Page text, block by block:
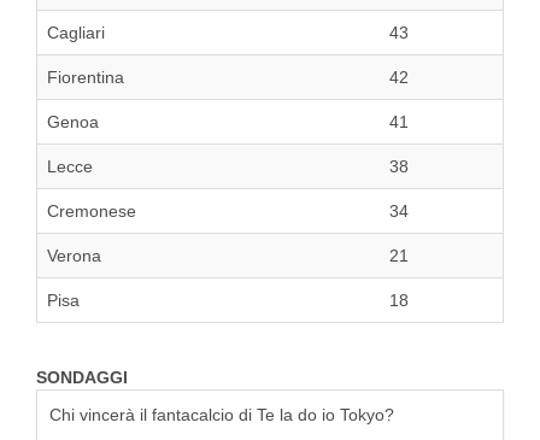
Cagliari 43
Fiorentina 42
Genoa 41
Lecce 38
Cremonese 34
Verona 21
Pisa 18
SONDAGGI
Chi vincerà il fantacalcio di Te la do io Tokyo?